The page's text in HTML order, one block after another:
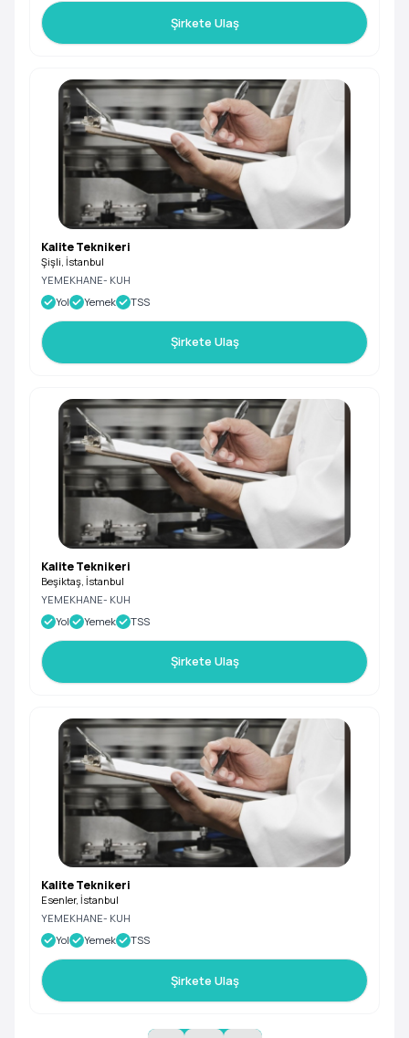
Şirkete Ulaş
Kalite Teknikeri
Şişli, İstanbul
YEMEKHANE- KUH
Yol
Yemek TSS
Şirkete Ulaş
Kalite Teknikeri
Beşiktaş, İstanbul
YEMEKHANE- KUH
Yol
Yemek TSS
Şirkete Ulaş
Kalite Teknikeri
Esenler, İstanbul
YEMEKHANE- KUH
Yol
Yemek TSS
Şirkete Ulaş